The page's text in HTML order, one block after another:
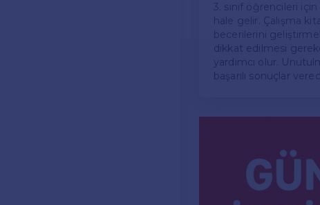
3. sınıf öğrencileri
hale gelir. Çalışma
becerilerini
dikkat edilmesi
yardımcı olur.
başarılı sonuçlar